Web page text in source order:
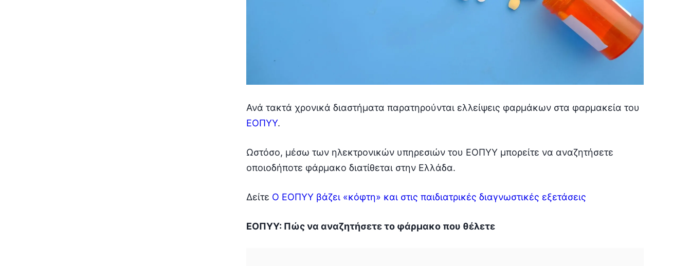
Ανά τακτά χρονικά διαστήματα παρατηρούνται ελλείψεις φαρμάκων στα φαρμακεία του
ΕΟΠΥΥ.
Ωστόσο, μέσω των ηλεκτρονικών υπηρεσιών του ΕΟΠΥΥ μπορείτε να αναζητήσετε
οποιοδήποτε φάρμακο διατίθεται στην Ελλάδα.
Δείτε Ο ΕΟΠΥΥ βάζει «κόφτη» και στις παιδιατρικές διαγνωστικές εξετάσεις
ΕΟΠΥΥ: Πώς να αναζητήσετε το φάρμακο που θέλετε